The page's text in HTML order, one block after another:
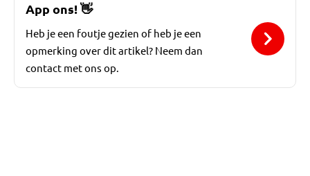
App ons!👋
Heb je een foutje gezien of heb je een
opmerking over dit artikel? Neem dan
contact met ons op.